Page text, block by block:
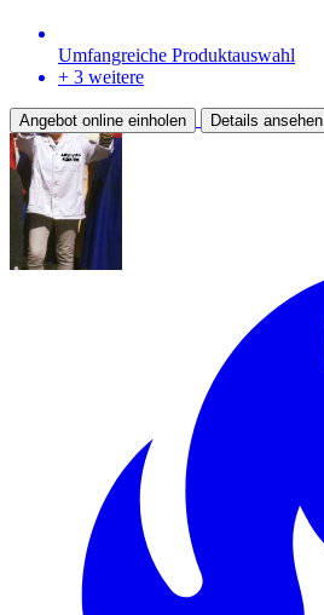
Umfangreiche Produktauswahl
+ 3 weitere
Angebot online einholen Details ansehen